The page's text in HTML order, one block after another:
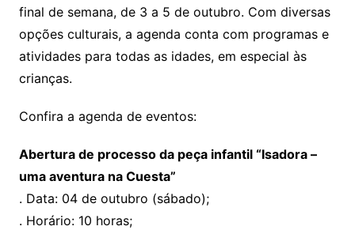
final de semana, de 3 a 5 de outubro. Com diversas
opções culturais, a agenda conta com programas e
atividades para todas as idades, em especial às
crianças.
Confira a agenda de eventos:
Abertura de processo da peça infantil “Isadora –
uma aventura na Cuesta”
. Data: 04 de outubro (sábado);
. Horário: 10 horas;